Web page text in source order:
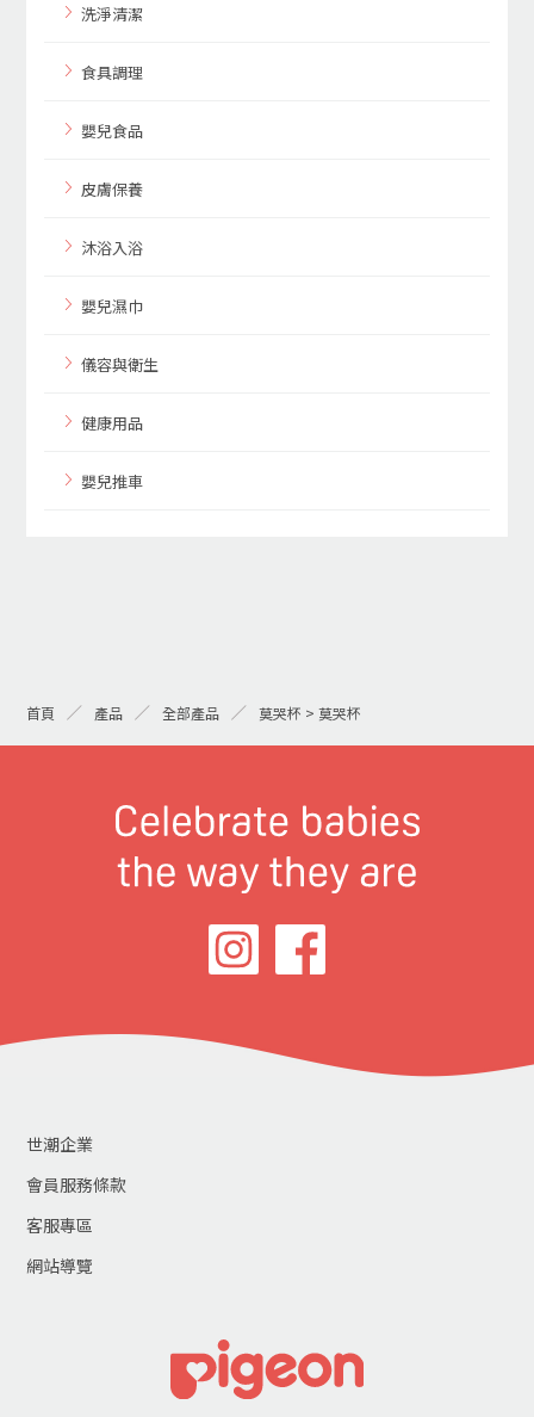
洗淨清潔
食具調理
嬰兒食品
皮膚保養
沐浴入浴
嬰兒濕巾
儀容與衛生
健康用品
嬰兒推車
首頁 產品 全部產品 莫哭杯 > 莫哭杯
世潮企業
會員服務條款
客服專區
網站導覽